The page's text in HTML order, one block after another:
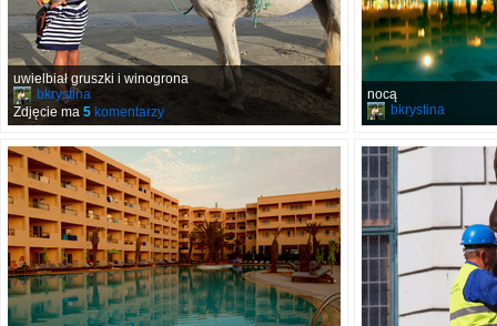
uwielbiał gruszki i winogrona
bkrystina
Zdjęcie ma 5 komentarzy
nocą
bkrystina